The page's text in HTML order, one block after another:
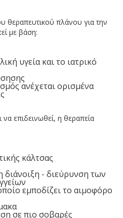
θεραπευτικού πλάνου για την
με βάση:
υγεία και το ιατρικό
ανέχεται ορισμένα
επιδεινωθεί, η θεραπεία
κάλτσας
διάνοιξη - διεύρυνση των
εμποδίζει το αιμοφόρο
σε πιο σοβαρές